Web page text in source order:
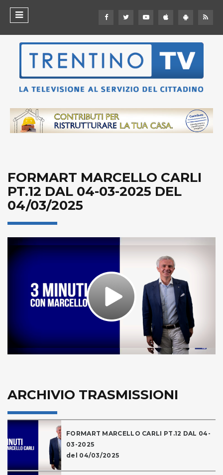
FORMART MARCELLO CARLI
PT.12 DAL 04-03-2025 DEL
04/03/2025
Play
Video
ARCHIVIO TRASMISSIONI
FORMART MARCELLO CARLI PT.12 DAL 04-
03-2025
del 04/03/2025